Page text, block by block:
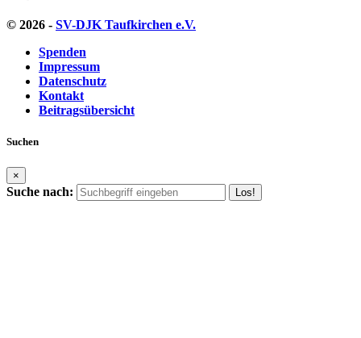
© 2026 - SV-DJK Taufkirchen e.V.
Spenden
Impressum
Datenschutz
Kontakt
Beitragsübersicht
Suchen
×
Suche nach: